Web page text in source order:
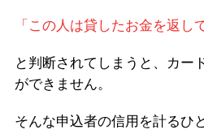
「この人は貸したお金を返し
と判断されてしまうと、カー
ができません。
そんな申込者の信用を計るひ